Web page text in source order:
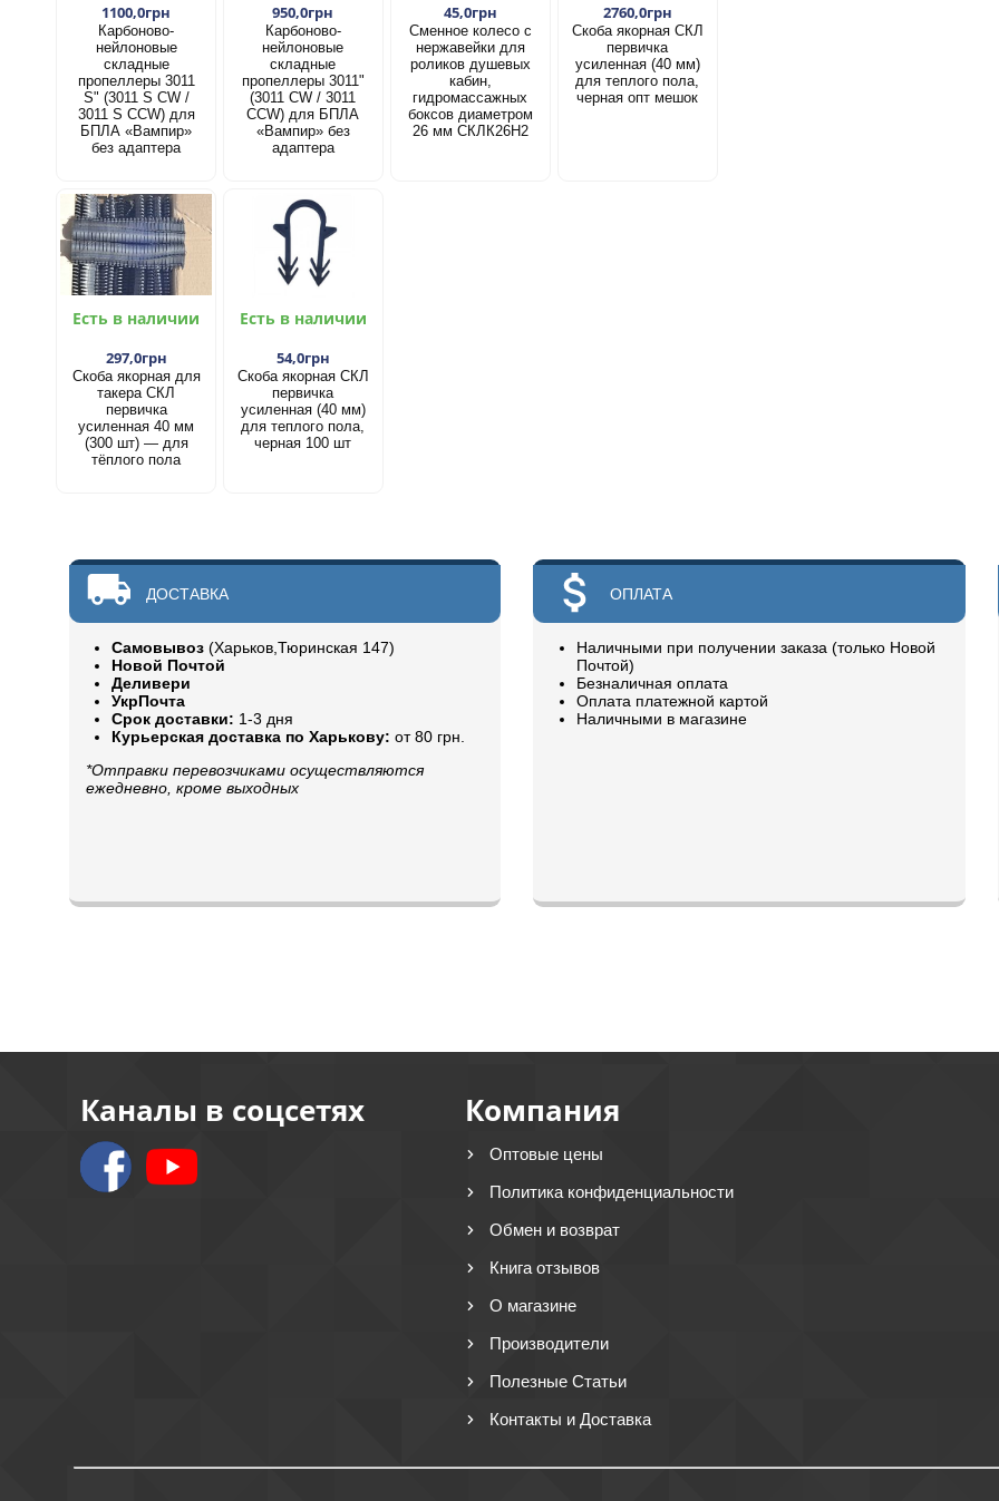
1100,0грн
Карбоново-
нейлоновые
складные
пропеллеры 3011
S" (3011 S CW /
3011 S CCW) для
БПЛА «Вампир»
без адаптера
950,0грн
Карбоново-
нейлоновые
складные
пропеллеры 3011"
(3011 CW / 3011
CCW) для БПЛА
«Вампир» без
адаптера
45,0грн
Сменное колесо с
нержавейки для
роликов душевых
кабин,
гидромассажных
боксов диаметром
26 мм СКЛК26Н2
2760,0грн
Скоба якорная СКЛ
первичка
усиленная (40 мм)
для теплого пола,
черная опт мешок
Есть в наличии
297,0грн
Скоба якорная для
такера СКЛ
первичка
усиленная 40 мм
(300 шт) — для
тёплого пола
Есть в наличии
54,0грн
Скоба якорная СКЛ
первичка
усиленная (40 мм)
для теплого пола,
черная 100 шт
ДОСТАВКА
Самовывоз(Харьков,Тюринская 147)
Новой Почтой
Деливери
УкрПочта
Срок доставки: 1-3 дня
Курьерская доставка по Харькову:от 80 грн.
*Отправки перевозчиками осуществляются
ежедневно, кроме выходных
ОПЛАТА
Наличными при получении заказа (только Новой
Почтой)
Безналичная оплата
Оплата платежной картой
Наличными в магазине
Каналы в соцсетях Компания
Оптовые цены
Политика конфиденциальности
Обмен и возврат
Книга отзывов
О магазине
Производители
Полезные Статьи
Контакты и Доставка